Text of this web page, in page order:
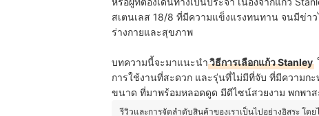
สเตนเลส 18/8 ที่มีความแข็งแรงทนทาน จนมีข่าว
ร่างกายและสุขภาพ
บทความนี้จะมาแนะนำวิธีการเลือกแก้ว Stanley
การใช้งานที่สะดวก และรุ่นที่ไม่มีที่จับ ที่มีความก
ขนาด ที่มาพร้อมหลอดดูด มีดีไซน์สวยงาม พกพาส
รีวิวและการจัดลำดับสินค้าของเราเป็นไปอย่างอิสระ โ